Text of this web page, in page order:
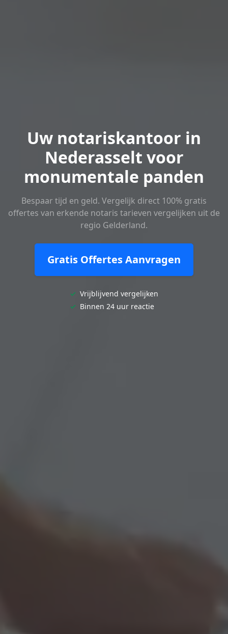
Uw notariskantoor in
Nederasselt voor
monumentale panden
Bespaar tijd en geld. Vergelijk direct 100% gratis
offertes van erkende notaris tarieven vergelijken uit de
regio Gelderland.
Gratis Offertes Aanvragen
✓ Vrijblijvend vergelijken
✓ Binnen 24 uur reactie